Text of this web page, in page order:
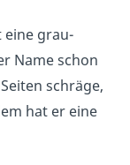
eine grau-
Name schon
schräge,
hat er eine